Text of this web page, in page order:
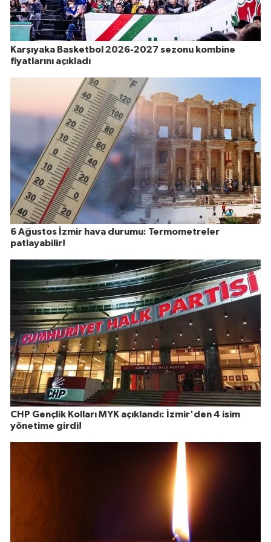
Karşıyaka Basketbol 2026-2027 sezonu kombine
fiyatlarını açıkladı
6 Ağustos İzmir hava durumu: Termometreler
patlayabilir!
CHP Gençlik Kolları MYK açıklandı: İzmir'den 4 isim
yönetime girdi!